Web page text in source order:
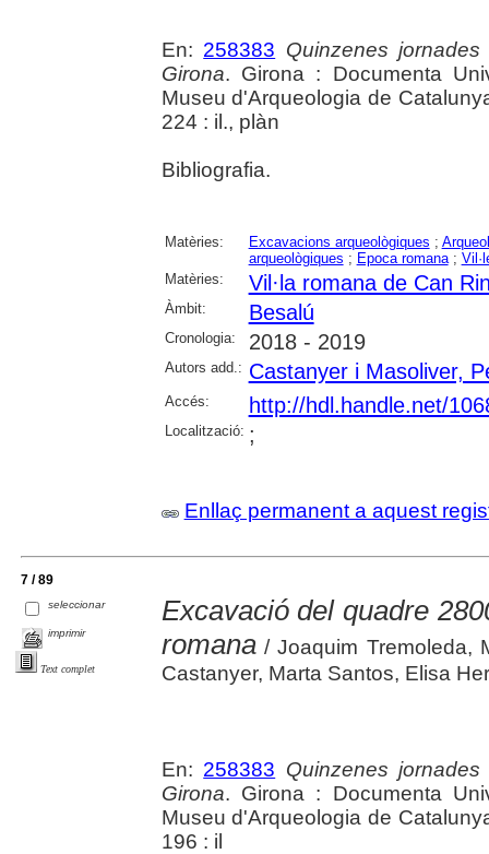
En: 258383 Quinzenes
Girona. Girona : Documenta
Museu d'Arqueologia de
224 : il., plàn
Bibliografia.
Matèries: Excavacions arqueològiques ;
arqueològiques ; Epoca romana;
Matèries:
Vil·la romana de Can
Àmbit: Besalú
Cronologia: 2018 - 2019
Autors add.: Castanyer i Masoliver,
Accés: http://hdl.handle.net/
Localització: ;
Enllaç permanent a aquest
7 / 89
seleccionar
imprimir
Text complet
Excavació del quadre
romana/ Joaquim Tremoleda,
Castanyer, Marta Santos, Elisa
En: 258383 Quinzenes
Girona. Girona : Documenta
Museu d'Arqueologia de
196 : il